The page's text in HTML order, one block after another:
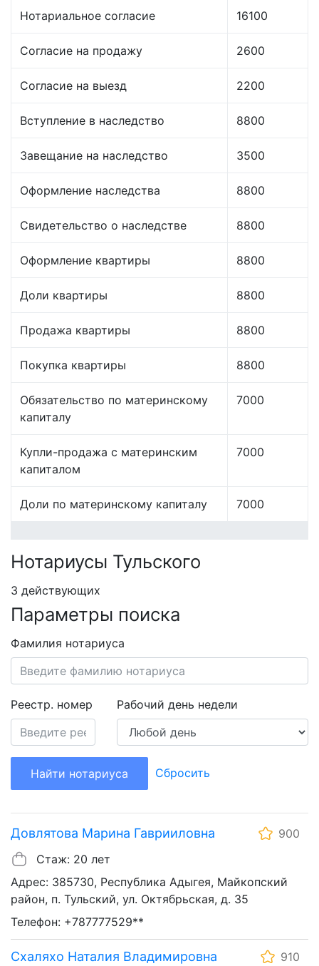
Нотариальное согласие 16100
Согласие на продажу 2600
Согласие на выезд 2200
Вступление в наследство 8800
Завещание на наследство 3500
Оформление наследства 8800
Свидетельство о наследстве 8800
Оформление квартиры 8800
Доли квартиры 8800
Продажа квартиры 8800
Покупка квартиры 8800
Обязательство по материнскому
капиталу
7000
Купли-продажа с материнским
капиталом
7000
Доли по материнскому капиталу 7000
Нотариусы Тульского
3 действующих
Параметры поиска
Фамилия нотариуса
Реестр. номер Рабочий день недели
Найти нотариуса Сбросить
Довлятова Марина Гаврииловна
900
Стаж: 20 лет
Адрес: 385730, Республика Адыгея, Майкопский
район, п. Тульский, ул. Октябрьская, д. 35
Телефон: +787777529**
Схаляхо Наталия Владимировна 910